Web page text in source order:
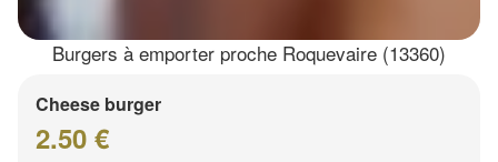
Burgers à emporter proche Roquevaire (13360)
Cheese burger
2.50 €